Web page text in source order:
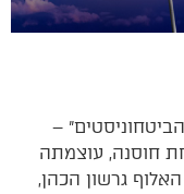
–
חוסנה, עוצמתה
גרשון הכהן,